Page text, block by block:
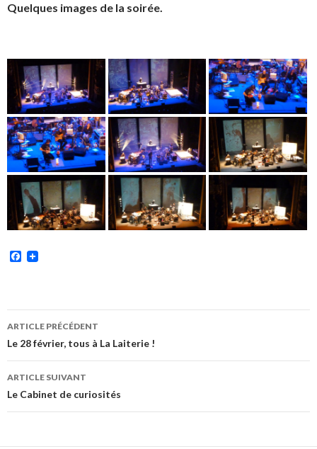
Quelques images de la soirée.
Facebook
Navigation
des
articles
ARTICLE PRÉCÉDENT
Le 28 février, tous à La Laiterie !
ARTICLE SUIVANT
Le Cabinet de curiosités